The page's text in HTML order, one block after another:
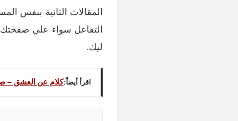
المقالات التانية بنفس
التفاعل سواء علي صفحتك
ليك.
اقرأ أيضاً:كلام عن العشق –